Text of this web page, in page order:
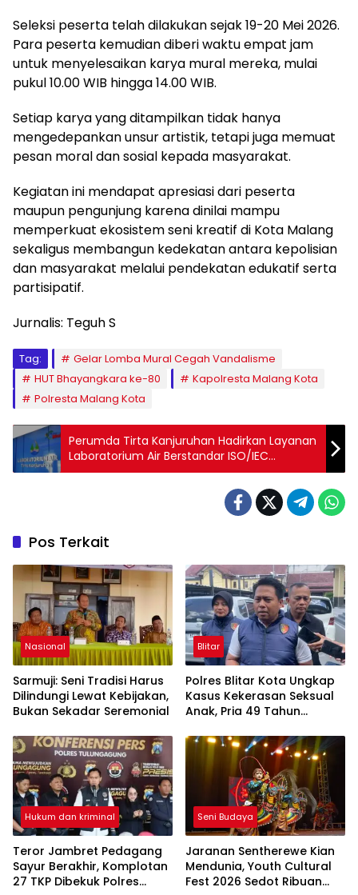
Seleksi peserta telah dilakukan sejak 19-20 Mei 2026.
Para peserta kemudian diberi waktu empat jam
untuk menyelesaikan karya mural mereka, mulai
pukul 10.00 WIB hingga 14.00 WIB.
Setiap karya yang ditampilkan tidak hanya
mengedepankan unsur artistik, tetapi juga memuat
pesan moral dan sosial kepada masyarakat.
Kegiatan ini mendapat apresiasi dari peserta
maupun pengunjung karena dinilai mampu
memperkuat ekosistem seni kreatif di Kota Malang
sekaligus membangun kedekatan antara kepolisian
dan masyarakat melalui pendekatan edukatif serta
partisipatif.
Jurnalis: Teguh S
Tag:
Gelar Lomba Mural Cegah Vandalisme
HUT Bhayangkara ke-80
Kapolresta Malang Kota
Polresta Malang Kota
Perumda Tirta Kanjuruhan Hadirkan Layanan
Laboratorium Air Berstandar ISO/IEC
17025:2017 untuk Penjaminan Mutu Air
Pos Terkait
Nasional
Sarmuji: Seni Tradisi Harus
Dilindungi Lewat Kebijakan,
Bukan Sekadar Seremonial
Blitar
Polres Blitar Kota Ungkap
Kasus Kekerasan Seksual
Anak, Pria 49 Tahun
Hukum dan kriminal
Teror Jambret Pedagang
Sayur Berakhir, Komplotan
27 TKP Dibekuk Polres
Seni Budaya
Jaranan Sentherewe Kian
Mendunia, Youth Cultural
Fest 2026 Sedot Ribuan